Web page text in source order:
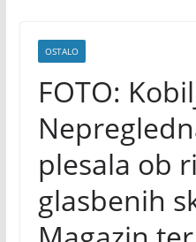
OSTALO
FOTO:
plesala ob
glasbenih